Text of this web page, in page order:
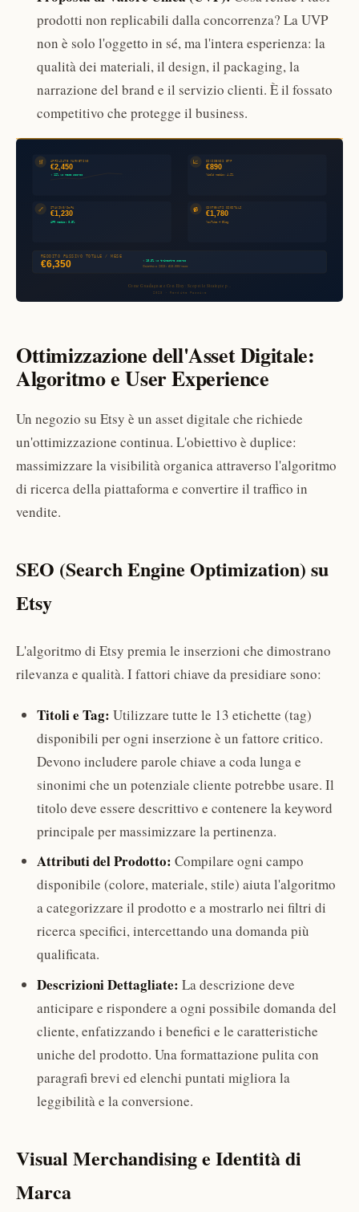
prodotti non replicabili dalla concorrenza? La UVP
non è solo l'oggetto in sé, ma l'intera esperienza: la
qualità dei materiali, il design, il packaging, la
narrazione del brand e il servizio clienti. È il fossato
competitivo che protegge il business.
Ottimizzazione dell'Asset Digitale:
Algoritmo e User Experience
Un negozio su Etsy è un asset digitale che richiede
un'ottimizzazione continua. L'obiettivo è duplice:
massimizzare la visibilità organica attraverso l'algoritmo
di ricerca della piattaforma e convertire il traffico in
vendite.
SEO (Search Engine Optimization) su
Etsy
L'algoritmo di Etsy premia le inserzioni che dimostrano
rilevanza e qualità. I fattori chiave da presidiare sono:
Titoli e Tag: Utilizzare tutte le 13 etichette (tag)
disponibili per ogni inserzione è un fattore critico.
Devono includere parole chiave a coda lunga e
sinonimi che un potenziale cliente potrebbe usare. Il
titolo deve essere descrittivo e contenere la keyword
principale per massimizzare la pertinenza.
Attributi del Prodotto: Compilare ogni campo
disponibile (colore, materiale, stile) aiuta l'algoritmo
a categorizzare il prodotto e a mostrarlo nei filtri di
ricerca specifici, intercettando una domanda più
qualificata.
Descrizioni Dettagliate: La descrizione deve
anticipare e rispondere a ogni possibile domanda del
cliente, enfatizzando i benefici e le caratteristiche
uniche del prodotto. Una formattazione pulita con
paragrafi brevi ed elenchi puntati migliora la
leggibilità e la conversione.
Visual Merchandising e Identità di
Marca